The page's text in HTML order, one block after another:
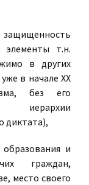
т.н.
в других
в начале ХХ
без его
иерархии
диктата),
и
граждан,
место своего